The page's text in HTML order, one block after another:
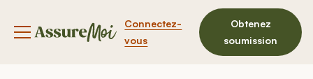
Bouton du menu de navigation
Connectez-
vous
Obtenez
soumission